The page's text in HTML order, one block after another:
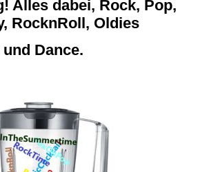
Alles dabei, Rock, Pop,
RocknRoll, Oldies
und Dance.